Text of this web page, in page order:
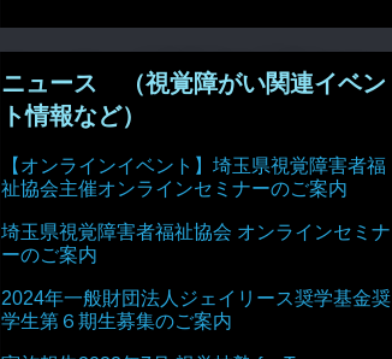
ニュース （視覚障がい関連イベン
ト情報など）
【オンラインイベント】埼玉県視覚障害者福
祉協会主催オンラインセミナーのご案内
埼玉県視覚障害者福祉協会 オンラインセミナ
ーのご案内
2024年一般財団法人ジェイリース奨学基金奨
学生第６期生募集のご案内